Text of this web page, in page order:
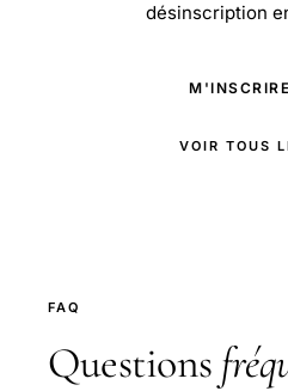
désinscription
VOIR TOUS
FAQ
Questions